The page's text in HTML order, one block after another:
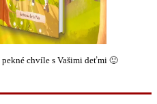
chvíle s Vašimi deťmi 🙂